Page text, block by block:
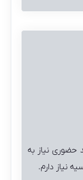
حضوری نیاز به
نیاز دارم.